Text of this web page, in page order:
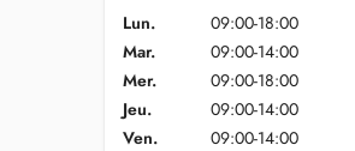
Lun.
09:00-18:00
Mar.
09:00-14:00
Mer.
09:00-18:00
Jeu.
09:00-14:00
Ven.
09:00-14:00